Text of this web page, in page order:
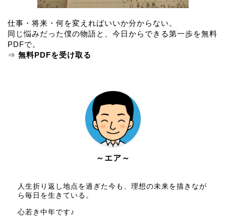
仕事・将来・何を変えればいいか分からない。
同じ悩みだった僕の物語と、今日からできる第一歩を無料
PDFで。
⇒ 無料PDFを受け取る
～エア～
人生折り返し地点を過ぎた今も、理想の未来を描きなが
ら毎日を生きている。
心若き中年です♪